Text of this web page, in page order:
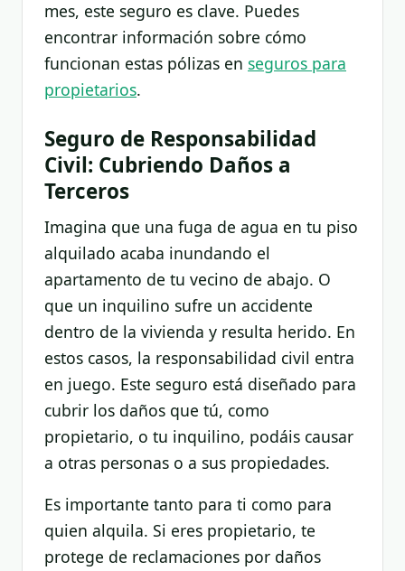
mes, este seguro es clave. Puedes
encontrar información sobre cómo
funcionan estas pólizas en seguros para
propietarios.
Seguro de Responsabilidad
Civil: Cubriendo Daños a
Terceros
Imagina que una fuga de agua en tu piso
alquilado acaba inundando el
apartamento de tu vecino de abajo. O
que un inquilino sufre un accidente
dentro de la vivienda y resulta herido. En
estos casos, la responsabilidad civil entra
en juego. Este seguro está diseñado para
cubrir los daños que tú, como
propietario, o tu inquilino, podáis causar
a otras personas o a sus propiedades.
Es importante tanto para ti como para
quien alquila. Si eres propietario, te
protege de reclamaciones por daños